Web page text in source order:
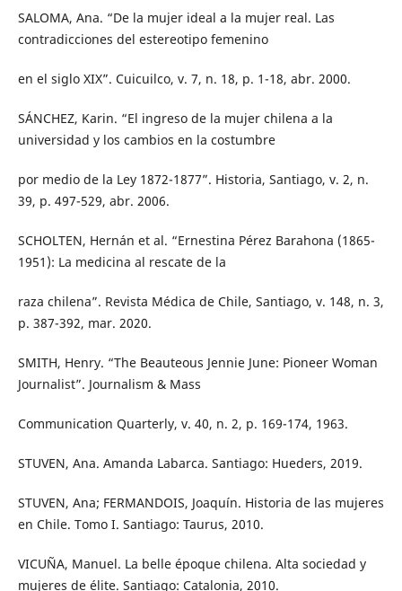
SALOMA, Ana. “De la mujer ideal a la mujer real. Las
contradicciones del estereotipo femenino
en el siglo XIX”. Cuicuilco, v. 7, n. 18, p. 1-18, abr. 2000.
SÁNCHEZ, Karin. “El ingreso de la mujer chilena a la
universidad y los cambios en la costumbre
por medio de la Ley 1872-1877”. Historia, Santiago, v. 2, n.
39, p. 497-529, abr. 2006.
SCHOLTEN, Hernán et al. “Ernestina Pérez Barahona (1865-
1951): La medicina al rescate de la
raza chilena”. Revista Médica de Chile, Santiago, v. 148, n. 3,
p. 387-392, mar. 2020.
SMITH, Henry. “The Beauteous Jennie June: Pioneer Woman
Journalist”. Journalism & Mass
Communication Quarterly, v. 40, n. 2, p. 169-174, 1963.
STUVEN, Ana. Amanda Labarca. Santiago: Hueders, 2019.
STUVEN, Ana; FERMANDOIS, Joaquín. Historia de las mujeres
en Chile. Tomo I. Santiago: Taurus, 2010.
VICUÑA, Manuel. La belle époque chilena. Alta sociedad y
mujeres de élite. Santiago: Catalonia, 2010.